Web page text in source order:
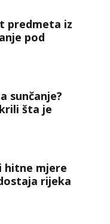
predmeta iz
pod
sunčanje?
šta je
hitne mjere
rijeka